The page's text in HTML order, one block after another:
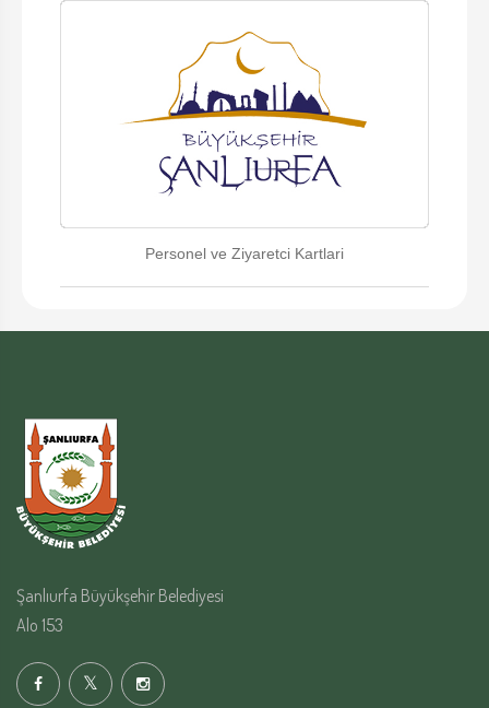
Personel ve Ziyaretci Kartlari
Şanlıurfa Büyükşehir Belediyesi
Alo 153